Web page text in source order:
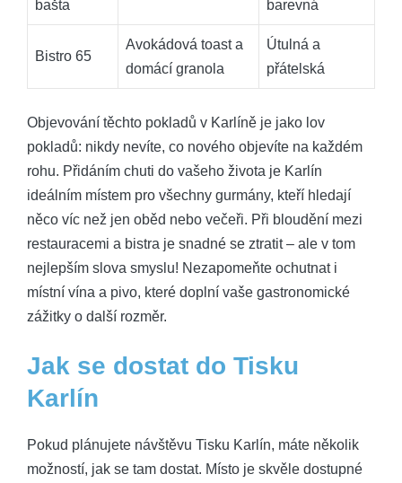
bašta
barevná
Bistro 65
Avokádová toast a
domácí granola
Útulná a
přátelská
Objevování těchto pokladů v Karlíně je jako lov
pokladů: nikdy nevíte, co nového objevíte na každém
rohu. Přidáním chuti do vašeho života je Karlín
ideálním místem pro všechny gurmány, kteří hledají
něco víc než jen oběd nebo večeři. Při bloudění mezi
restauracemi a bistra je snadné se ztratit – ale v tom
nejlepším slova smyslu! Nezapomeňte ochutnat i
místní vína a pivo, které doplní vaše gastronomické
zážitky o další rozměr.
Jak se dostat do Tisku
Karlín
Pokud plánujete návštěvu Tisku Karlín, máte několik
možností, jak se tam dostat. Místo je skvěle dostupné